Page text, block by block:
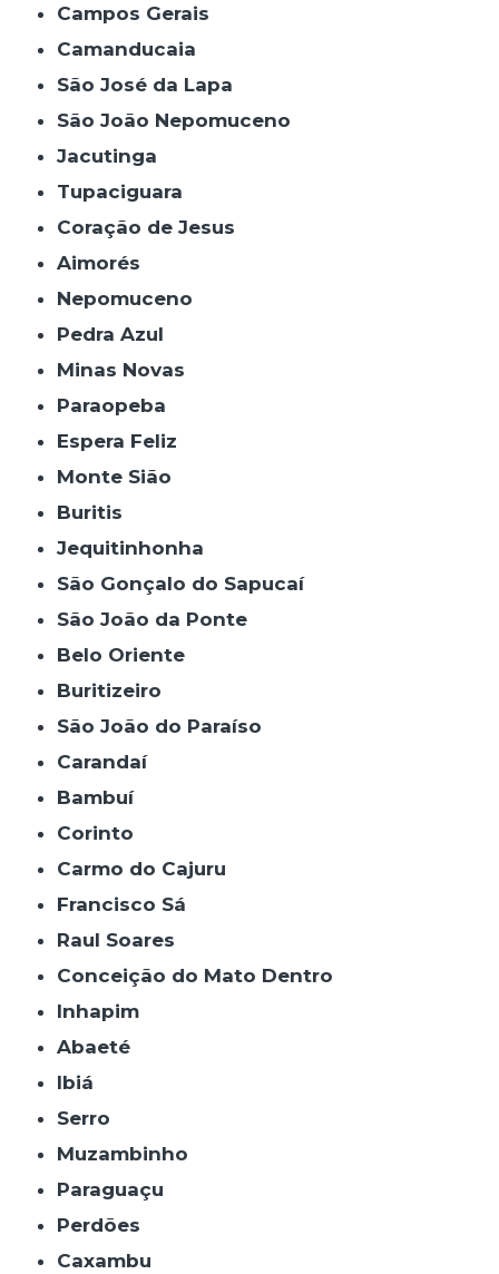
Campos Gerais
Camanducaia
São José da Lapa
São João Nepomuceno
Jacutinga
Tupaciguara
Coração de Jesus
Aimorés
Nepomuceno
Pedra Azul
Minas Novas
Paraopeba
Espera Feliz
Monte Sião
Buritis
Jequitinhonha
São Gonçalo do Sapucaí
São João da Ponte
Belo Oriente
Buritizeiro
São João do Paraíso
Carandaí
Bambuí
Corinto
Carmo do Cajuru
Francisco Sá
Raul Soares
Conceição do Mato Dentro
Inhapim
Abaeté
Ibiá
Serro
Muzambinho
Paraguaçu
Perdões
Caxambu